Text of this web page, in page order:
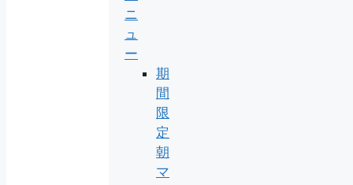
ニ
ュ
ー
期
間
限
定
朝
マ